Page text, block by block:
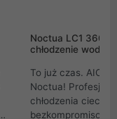
Noctua LC1
chłodzenie wodne
To już czas. AIO
Noctua!
chłodzenia cieczą